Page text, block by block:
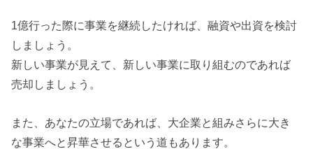
1億行った際に事業を継続したければ、融資や出資を検討
しましょう。
新しい事業が見えて、新しい事業に取り組むのであれば
売却しましょう。
また、あなたの立場であれば、大企業と組みさらに大き
な事業へと昇華させるという道もあります。